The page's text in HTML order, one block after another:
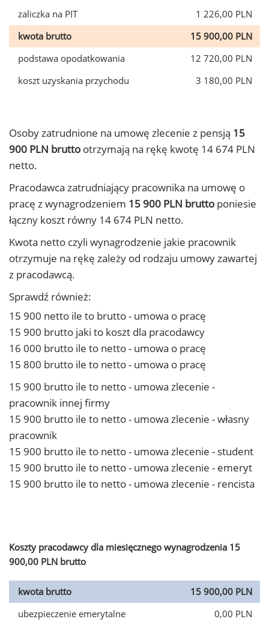
zaliczka na PIT
1 226,00 PLN
kwota brutto
15 900,00 PLN
podstawa opodatkowania
12 720,00 PLN
koszt uzyskania przychodu
3 180,00 PLN
Osoby zatrudnione na umowę zlecenie z pensją 15
900 PLN brutto otrzymają na rękę kwotę 14 674 PLN
netto.
Pracodawca zatrudniający pracownika na umowę o
pracę z wynagrodzeniem 15 900 PLN brutto poniesie
łączny koszt równy 14 674 PLN netto.
Kwota netto czyli wynagrodzenie jakie pracownik
otrzymuje na rękę zależy od rodzaju umowy zawartej
z pracodawcą.
Sprawdź również:
15 900 netto ile to brutto - umowa o pracę
15 900 brutto jaki to koszt dla pracodawcy
16 000 brutto ile to netto - umowa o pracę
15 800 brutto ile to netto - umowa o pracę
15 900 brutto ile to netto - umowa zlecenie -
pracownik innej firmy
15 900 brutto ile to netto - umowa zlecenie - własny
pracownik
15 900 brutto ile to netto - umowa zlecenie - student
15 900 brutto ile to netto - umowa zlecenie - emeryt
15 900 brutto ile to netto - umowa zlecenie - rencista
Koszty pracodawcy dla miesięcznego wynagrodzenia 15
900,00 PLN brutto
kwota brutto
15 900,00 PLN
ubezpieczenie emerytalne
0,00 PLN